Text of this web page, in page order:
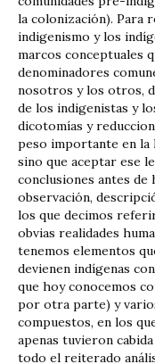
la colonización). Para
indigenismo y los
marcos conceptuales
denominadores
nosotros y los otros,
de los indigenistas y
dicotomías y
peso importante en la
sino que aceptar ese
conclusiones antes de
observación,
los que decimos
obvias realidades
tenemos elementos
devienen indígenas
que hoy conocemos
por otra parte) y
compuestos, en los
apenas tuvieron
todo el reiterado